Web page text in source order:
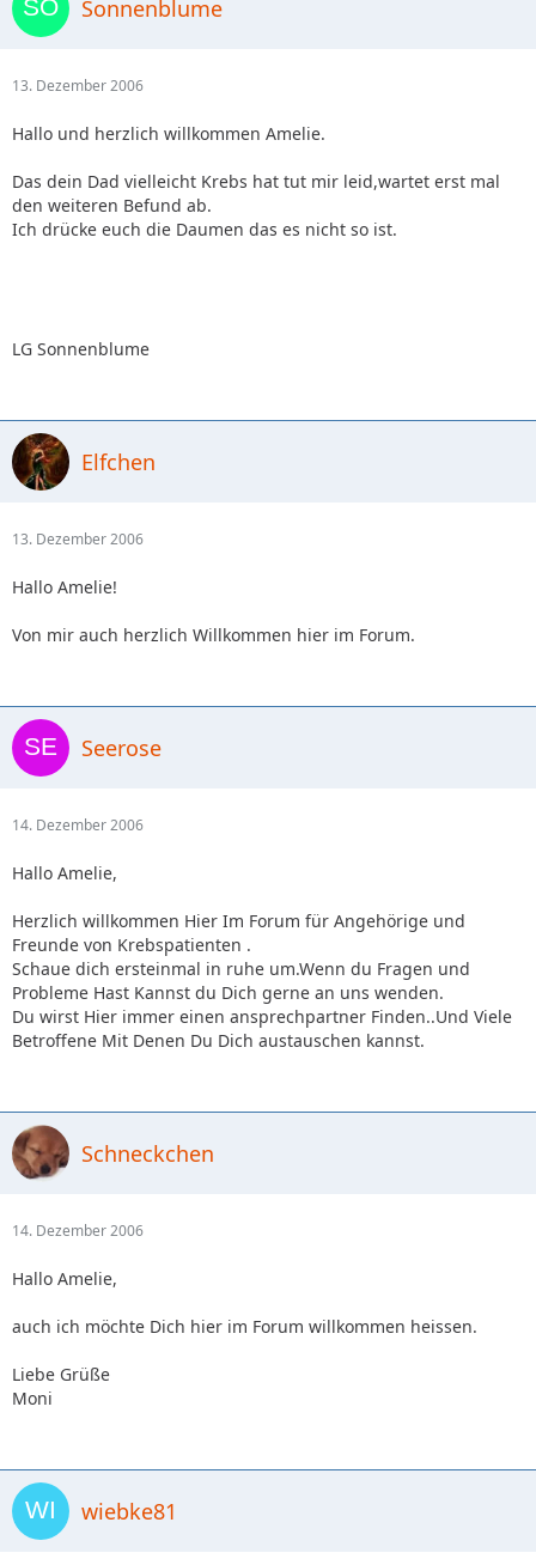
Sonnenblume
13. Dezember 2006
Hallo und herzlich willkommen Amelie.
Das dein Dad vielleicht Krebs hat tut mir leid,wartet erst mal
den weiteren Befund ab.
Ich drücke euch die Daumen das es nicht so ist.
LG Sonnenblume
Elfchen
13. Dezember 2006
Hallo Amelie!
Von mir auch herzlich Willkommen hier im Forum.
Seerose
14. Dezember 2006
Hallo Amelie,
Herzlich willkommen Hier Im Forum für Angehörige und
Freunde von Krebspatienten .
Schaue dich ersteinmal in ruhe um.Wenn du Fragen und
Probleme Hast Kannst du Dich gerne an uns wenden.
Du wirst Hier immer einen ansprechpartner Finden..Und Viele
Betroffene Mit Denen Du Dich austauschen kannst.
Schneckchen
14. Dezember 2006
Hallo Amelie,
auch ich möchte Dich hier im Forum willkommen heissen.
Liebe Grüße
Moni
wiebke81